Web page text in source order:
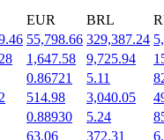
EUR BRL
55,798.66 329,387.24
1,647.58 9,725.94
0.86721 5.11
514.98 3,040.05
0.88930 5.24
63.06 372.31